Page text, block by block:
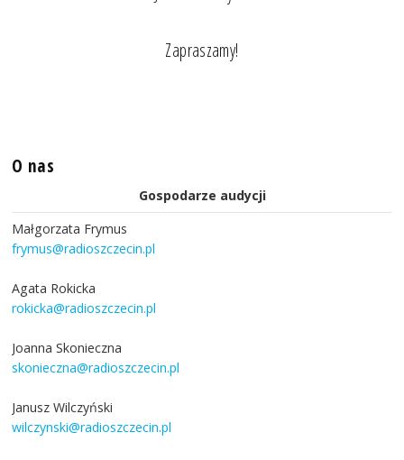
Zapraszamy!
O nas
Gospodarze audycji
Małgorzata Frymus
frymus@radioszczecin.pl
Agata Rokicka
rokicka@radioszczecin.pl
Joanna Skonieczna
skonieczna@radioszczecin.pl
Janusz Wilczyński
wilczynski@radioszczecin.pl